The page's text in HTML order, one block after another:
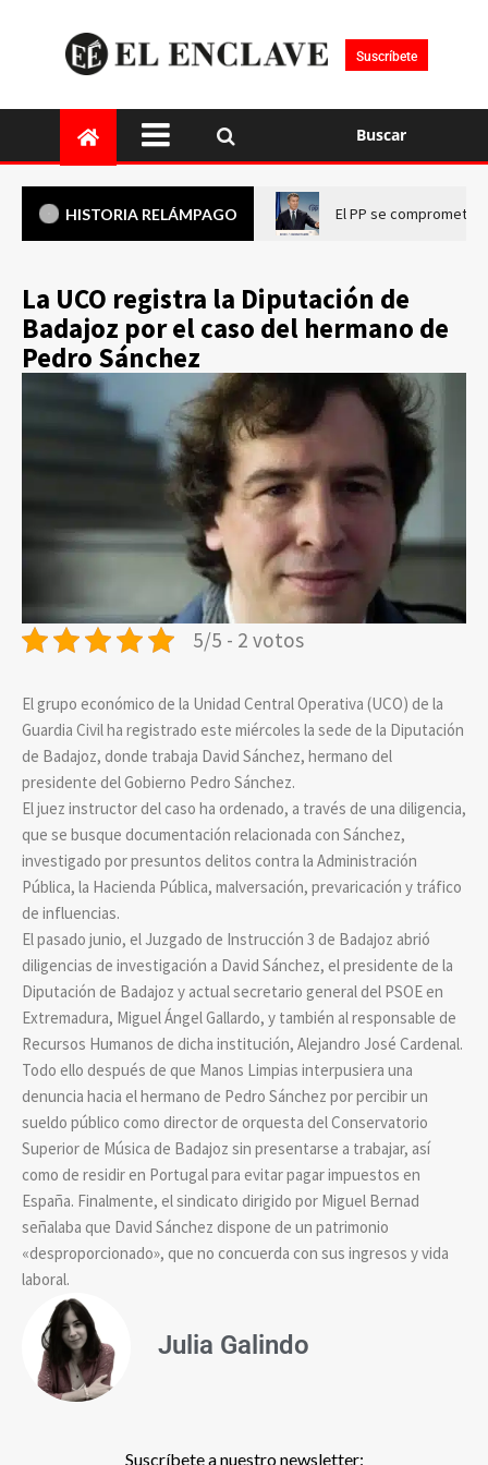
Suscríbete
Buscar
HISTORIA RELÁMPAGO El PP se compromete
La UCO registra la Diputación de
Badajoz por el caso del hermano de
Pedro Sánchez
5/5 - 2 votos
El grupo económico de la Unidad Central Operativa (UCO) de la
Guardia Civil ha registrado este miércoles la sede de la Diputación
de Badajoz, donde trabaja David Sánchez, hermano del
presidente del Gobierno Pedro Sánchez.
El juez instructor del caso ha ordenado, a través de una diligencia,
que se busque documentación relacionada con Sánchez,
investigado por presuntos delitos contra la Administración
Pública, la Hacienda Pública, malversación, prevaricación y tráfico
de influencias.
El pasado junio, el Juzgado de Instrucción 3 de Badajoz abrió
diligencias de investigación a David Sánchez, el presidente de la
Diputación de Badajoz y actual secretario general del PSOE en
Extremadura, Miguel Ángel Gallardo, y también al responsable de
Recursos Humanos de dicha institución, Alejandro José Cardenal.
Todo ello después de que Manos Limpias interpusiera una
denuncia hacia el hermano de Pedro Sánchez por percibir un
sueldo público como director de orquesta del Conservatorio
Superior de Música de Badajoz sin presentarse a trabajar, así
como de residir en Portugal para evitar pagar impuestos en
España. Finalmente, el sindicato dirigido por Miguel Bernad
señalaba que David Sánchez dispone de un patrimonio
«desproporcionado», que no concuerda con sus ingresos y vida
laboral.
Julia Galindo
Suscríbete a nuestro newsletter: